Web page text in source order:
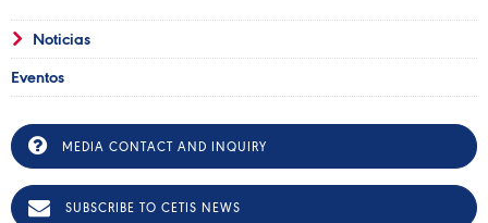
Noticias
Eventos
MEDIA CONTACT AND INQUIRY
SUBSCRIBE TO CETIS NEWS